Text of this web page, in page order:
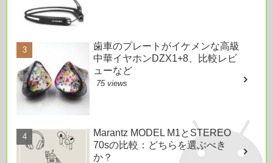
歯車のプレートがイケメンな高級
中華イヤホンDZX1+8、比較レビ
ューなど
75 views
Marantz MODEL M1とSTEREO
70sの比較：どちらを選ぶべき
か？